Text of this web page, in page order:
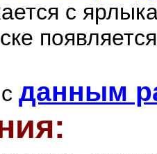
с
данным